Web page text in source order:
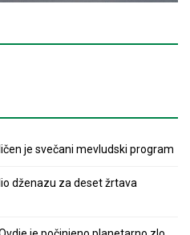
je svečani mevludski program
dženazu za deset žrtava